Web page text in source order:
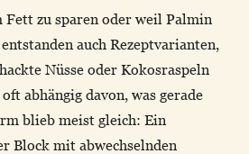
Fett zu sparen oder weil Palmin
auch Rezeptvarianten,
Nüsse oder Kokosraspeln
abhängig davon, was gerade
blieb meist gleich: Ein
Block mit abwechselnden